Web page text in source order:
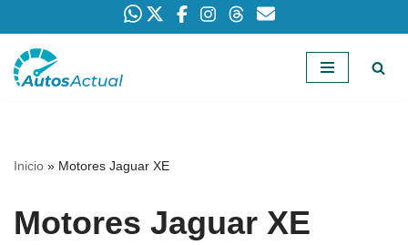
Saltar
Inicio » Motores Jaguar XE
Motores Jaguar XE